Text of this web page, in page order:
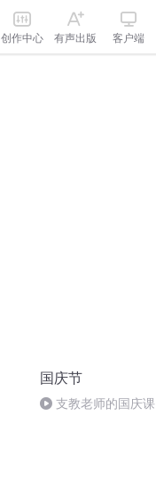
创作中心 有声出版 客户端
国庆节
支教老师的国庆课